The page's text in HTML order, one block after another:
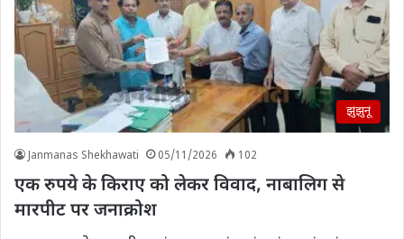
झुंझुनूं
Janmanas Shekhawati 05/11/2026 102
एक रुपये के किराए को लेकर विवाद, नाबालिग से
मारपीट पर जनाक्रोश